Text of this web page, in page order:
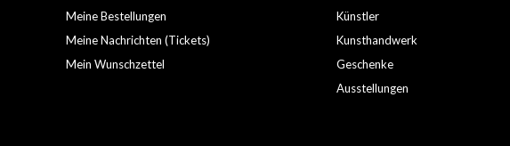
Meine Bestellungen
Meine Nachrichten (Tickets)
Mein Wunschzettel
Künstler
Kunsthandwerk
Geschenke
Ausstellungen